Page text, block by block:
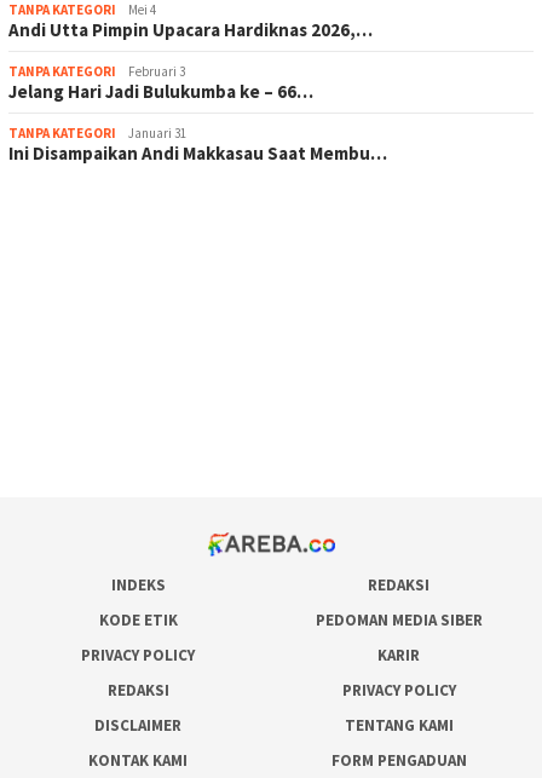
TANPA KATEGORI Mei 4
Andi Utta Pimpin Upacara Hardiknas 2026,…
TANPA KATEGORI Februari 3
Jelang Hari Jadi Bulukumba ke – 66…
TANPA KATEGORI Januari 31
Ini Disampaikan Andi Makkasau Saat Membu…
INDEKS
REDAKSI
KODE ETIK
PEDOMAN MEDIA SIBER
PRIVACY POLICY
KARIR
REDAKSI
PRIVACY POLICY
DISCLAIMER
TENTANG KAMI
KONTAK KAMI
FORM PENGADUAN